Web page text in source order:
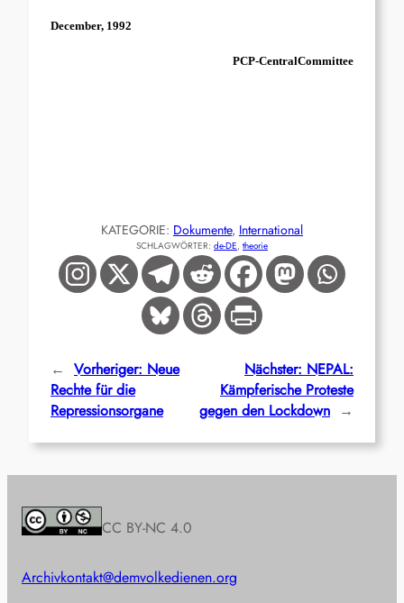
December, 1992
PCP-CentralCommittee
KATEGORIE: Dokumente, International
SCHLAGWÖRTER: de-DE, theorie
← Vorheriger: Neue
Rechte für die
Repressionsorgane
Nächster: NEPAL:
Kämpferische Proteste
gegen den Lockdown →
CC BY-NC 4.0
Archivkontakt@demvolkedienen.org